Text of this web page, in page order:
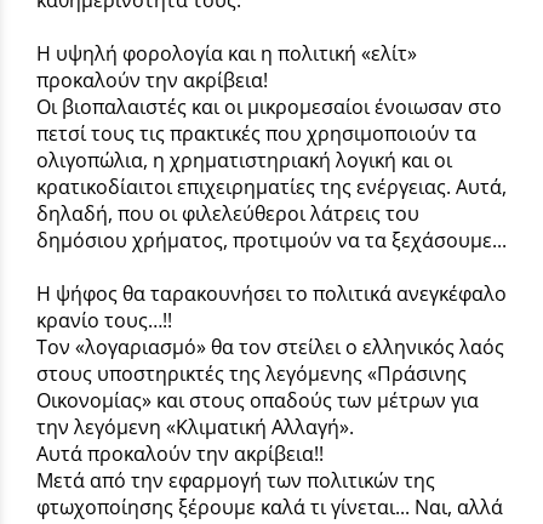
Η υψηλή φορολογία και η πολιτική «ελίτ»
προκαλούν την ακρίβεια!
Οι βιοπαλαιστές και οι μικρομεσαίοι ένοιωσαν στο
πετσί τους τις πρακτικές που χρησιμοποιούν τα
ολιγοπώλια, η χρηματιστηριακή λογική και οι
κρατικοδίαιτοι επιχειρηματίες της ενέργειας. Αυτά,
δηλαδή, που οι φιλελεύθεροι λάτρεις του
δημόσιου χρήματος, προτιμούν να τα ξεχάσουμε...
Η ψήφος θα ταρακουνήσει το πολιτικά ανεγκέφαλο
κρανίο τους…!!
Τον «λογαριασμό» θα τον στείλει ο ελληνικός λαός
στους υποστηρικτές της λεγόμενης «Πράσινης
Οικονομίας» και στους οπαδούς των μέτρων για
την λεγόμενη «Κλιματική Αλλαγή».
Αυτά προκαλούν την ακρίβεια!!
Μετά από την εφαρμογή των πολιτικών της
φτωχοποίησης ξέρουμε καλά τι γίνεται... Ναι, αλλά